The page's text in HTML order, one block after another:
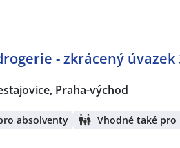
- zkrácený
Praha-východ
absolventy Vhodné také pro